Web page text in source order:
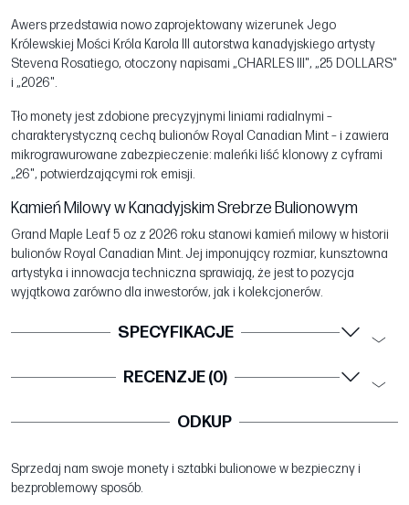
Awers przedstawia nowo zaprojektowany wizerunek Jego
Królewskiej Mości Króla Karola III autorstwa kanadyjskiego artysty
Stevena Rosatiego, otoczony napisami „CHARLES III", „25 DOLLARS"
i „2026".
Tło monety jest zdobione precyzyjnymi liniami radialnymi –
charakterystyczną cechą bulionów Royal Canadian Mint – i zawiera
mikrograwurowane zabezpieczenie: maleńki liść klonowy z cyframi
„26", potwierdzającymi rok emisji.
Kamień Milowy w Kanadyjskim Srebrze Bulionowym
Grand Maple Leaf 5 oz z 2026 roku stanowi kamień milowy w historii
bulionów Royal Canadian Mint. Jej imponujący rozmiar, kunsztowna
artystyka i innowacja techniczna sprawiają, że jest to pozycja
wyjątkowa zarówno dla inwestorów, jak i kolekcjonerów.
SPECYFIKACJE
RECENZJE (0)
ODKUP
Sprzedaj nam swoje monety i sztabki bulionowe w bezpieczny i
bezproblemowy sposób.